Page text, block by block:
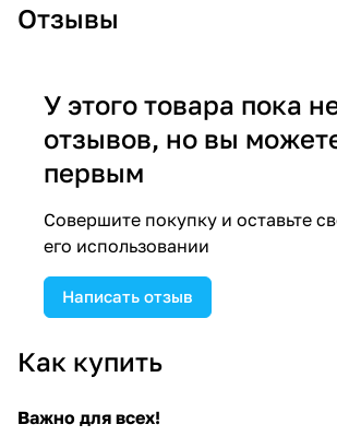
Отзывы
У этого товара пока
отзывов, но вы
первым
Совершите покупку и оставьте
его использовании
Написать отзыв
Как купить
Важно для всех!